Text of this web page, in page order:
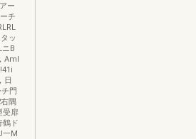
ー
チ
ッ
B
Aml
日
門
隅
受扉
鶴ド
一M